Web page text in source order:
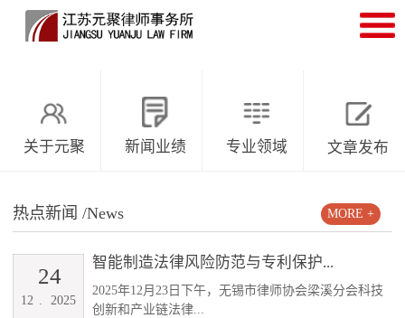
关于元聚 新闻业绩 专业领域 文章发布
热点新闻 /News
智能制造法律风险防范与专利保护...
2025年12月23日下午，无锡市律师协会梁溪分会科技
创新和产业链法律...
12 . 2025
24
MORE +